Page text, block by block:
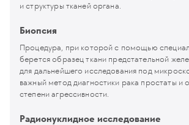
и структуры тканей органа.
Биопсия
Процедура, при которой с помощью
берется образец ткани предстательной
для дальнейшего исследования под
важный метод диагностики рака простаты и
степени агрессивности.
Радионуклидное исследование